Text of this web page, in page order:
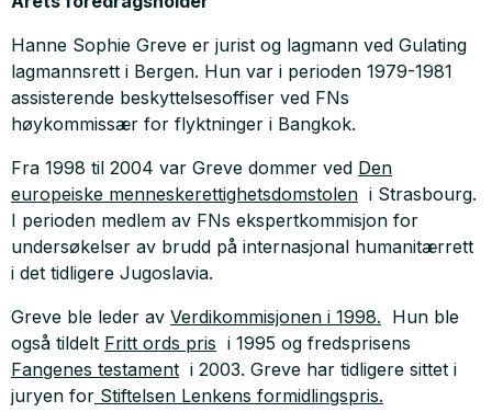
Hanne Sophie Greve er jurist og lagmann ved Gulating
lagmannsrett i Bergen. Hun var i perioden 1979-1981
assisterende beskyttelsesoffiser ved FNs
høykommissær for flyktninger i Bangkok.
Fra 1998 til 2004 var Greve dommer ved Den
europeiske menneskerettighetsdomstolen i Strasbourg.
I perioden medlem av FNs ekspertkommisjon for
undersøkelser av brudd på internasjonal humanitærrett
i det tidligere Jugoslavia.
Greve ble leder av Verdikommisjonen i 1998. Hun ble
også tildelt Fritt ords pris i 1995 og fredsprisens
Fangenes testament i 2003. Greve har tidligere sittet i
juryen for Stiftelsen Lenkens formidlingspris.